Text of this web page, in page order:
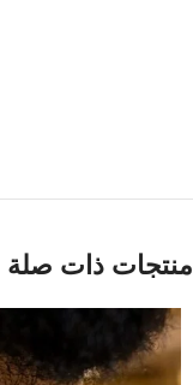
منتجات ذات صلة